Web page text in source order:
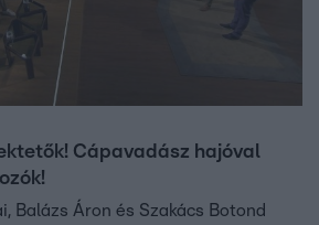
Cápavadász hajóval
Balázs Áron és Szakács Botond